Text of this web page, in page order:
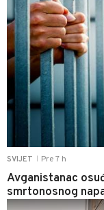
SVIJET Pre 7 h
Avganistanac
smrtonosnog